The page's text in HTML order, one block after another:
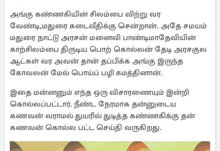
அங்கு கண்ணகியின் சிலம்பை விற்று வர
வேண்டி,மதுரை கடைவீதிக்கு சென்றான். அதே சமயம்
மதுரை நாட்டு அரசன் மனைவி பாண்டிமாதேவியின்
காற்சிலம்பை திருடிய பொற் கொல்லன் தேடி அரசகுல
ஆட்கள் வர அவன் தான் தப்பிக்க அங்கு இருந்த
கோவலன் மேல் பொய்ப் பழி சுமத்தினான்.
இதை மன்னனும் எந்த ஒரு விசாரணையும் இன்றி
கொல்லப்பட்டார். நீண்ட நேரமாக தன்னுடைய
கணவன் வராமல் துயரில் துடித்த கண்ணகிக்கு தன்
கணவன் கொல்ல பட்ட செய்தி வருகிறது.